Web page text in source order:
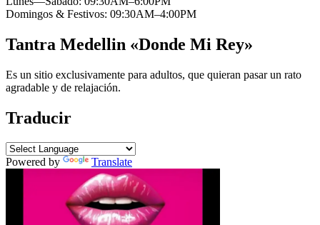
Domingos & Festivos: 09:30AM–4:00PM
Tantra Medellin «Donde Mi Rey»
Es un sitio exclusivamente para adultos, que quieran pasar un rato
agradable y de relajación.
Traducir
Powered by Translate